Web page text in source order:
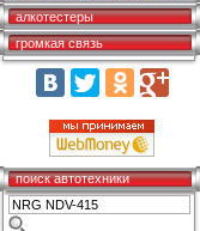
алкотестеры
громкая связь
поиск автотехники